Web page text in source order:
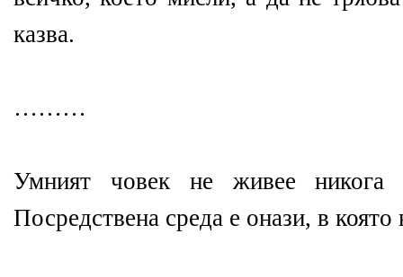
казва.
………
Умният човек не живее никога
Посредствена среда е онази, в